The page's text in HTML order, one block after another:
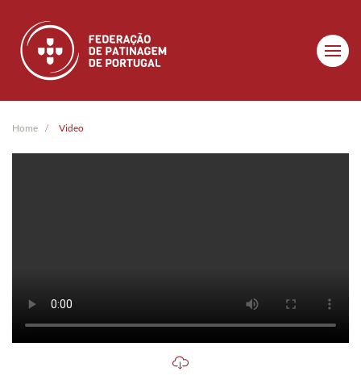
Skip to main content
Home Video